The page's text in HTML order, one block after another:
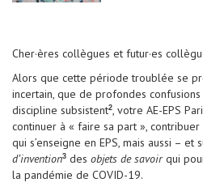
Cher·ères collègues et futur·es
Alors que cette période troublée se
incertain, que de profondes
discipline subsistent2, votre AE-EPS
continuer à « faire sa part », contribuer
qui s’enseigne en EPS, mais aussi – et
d’invention3 des objets de savoirqui
la pandémie de COVID-19.